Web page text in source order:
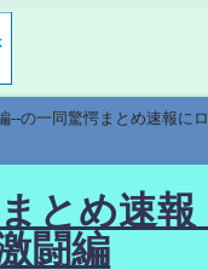
の一同驚愕まとめ速報に
とめ速
闘編